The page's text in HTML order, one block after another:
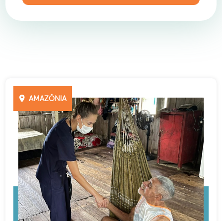
AMAZÔNIA